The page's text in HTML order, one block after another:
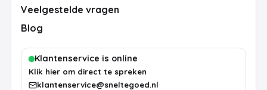
Veelgestelde vragen
Blog
Klantenservice is online
Klik hier om direct te spreken
klantenservice@sneltegoed.nl